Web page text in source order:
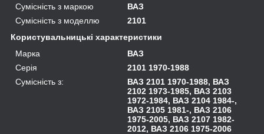
Сумісність з маркою
ВАЗ
Сумісність з моделлю
2101
Користувальницькі характеристики
Марка
ВАЗ
Серія
2101 1970-1988
Сумісність з:
ВАЗ 2101 1970-1988, ВАЗ
2102 1973-1985, ВАЗ 2103
1972-1984, ВАЗ 2104 1984-,
ВАЗ 2105 1981-, ВАЗ 2106
1975-2005, ВАЗ 2107 1982-
2012, ВАЗ 2106 1975-2006